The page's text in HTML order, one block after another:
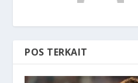
POS TERKAIT